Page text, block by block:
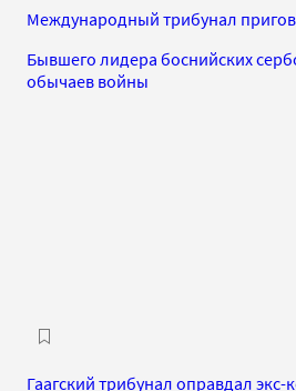
Международный трибунал
Бывшего лидера боснийских
обычаев войны
Гаагский трибунал оправдал